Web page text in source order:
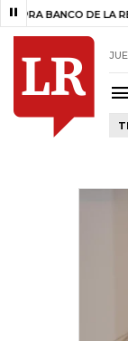
DE LA REPÚBLICA